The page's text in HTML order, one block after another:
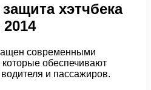
хэтчбека
современными
обеспечивают
и пассажиров.